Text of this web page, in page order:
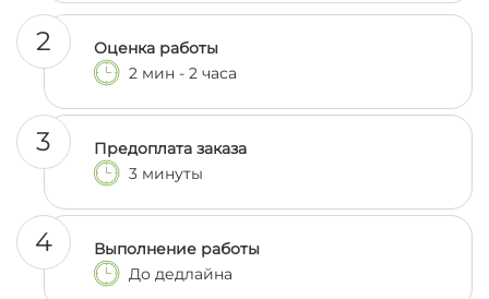
2
Оценка работы
2 мин - 2 часа
3
Предоплата заказа
3 минуты
4
Выполнение работы
До дедлайна